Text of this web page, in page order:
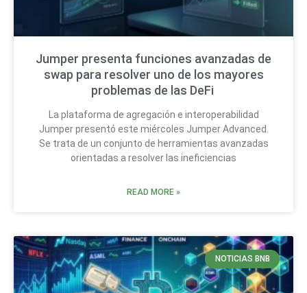
Jumper presenta funciones avanzadas de
swap para resolver uno de los mayores
problemas de las DeFi
La plataforma de agregación e interoperabilidad
Jumper presentó este miércoles Jumper Advanced.
Se trata de un conjunto de herramientas avanzadas
orientadas a resolver las ineficiencias
READ MORE »
NOTICIAS BNB